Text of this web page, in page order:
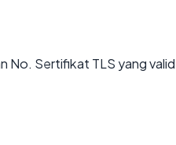
No. Sertifikat TLS yang